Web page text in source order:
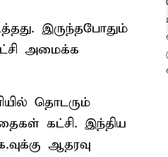
இருந்தபோதும்
அமைக்க
தொடரும்
கட்சி. இந்திய
ஆதரவு